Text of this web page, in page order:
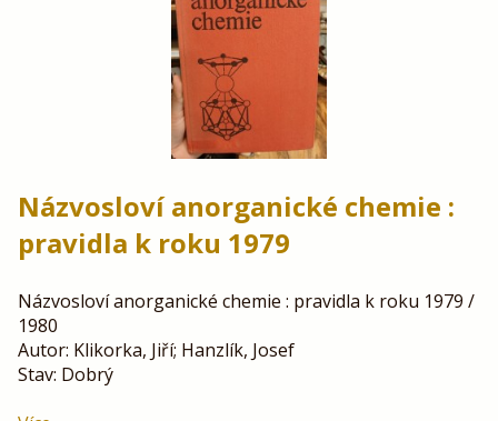
Názvosloví anorganické chemie :
pravidla k roku 1979
Názvosloví anorganické chemie : pravidla k roku 1979 /
1980
Autor: Klikorka, Jiří; Hanzlík, Josef
Stav: Dobrý